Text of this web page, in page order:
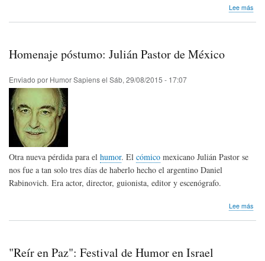
Lee más
Homenaje póstumo: Julián Pastor de México
Enviado por Humor Sapiensel Sáb, 29/08/2015 - 17:07
Otra nueva pérdida para el humor. El cómico mexicano Julián Pastor se
nos fue a tan solo tres días de haberlo hecho el argentino Daniel
Rabinovich. Era actor, director, guionista, editor y escenógrafo.
Lee más
"Reír en Paz": Festival de Humor en Israel